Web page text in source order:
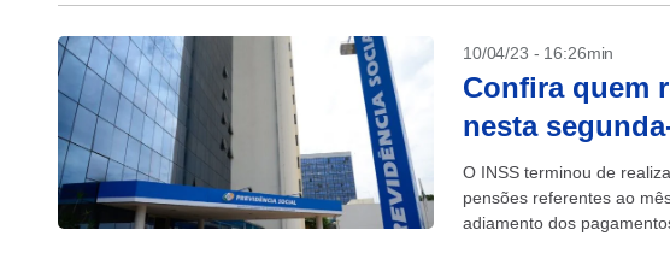
10/04/23 - 16:26min
Confira quem
nesta
O INSS terminou de
pensões referentes ao
adiamento dos